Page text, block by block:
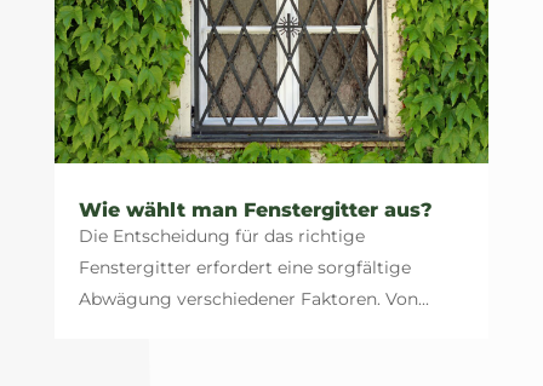
Wie wählt man Fenstergitter aus?
Die Entscheidung für das richtige
Fenstergitter erfordert eine sorgfältige
Abwägung verschiedener Faktoren. Von...